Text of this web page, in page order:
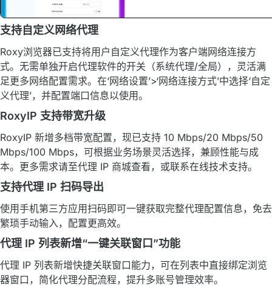
支持自定义网络代理
Roxy浏览器已支持将用户自定义代理作为客户端网络连接方
式。无需单独开启代理软件的开关（系统代理/全局），灵活满
足更多网络配置需求。在‘网络设置’>‘网络连接方式’中选择‘自定
义代理’，并配置端口信息以使用。
RoxyIP 支持带宽升级
RoxyIP 新增多档带宽配置，现已支持 10 Mbps/20 Mbps/50
Mbps/100 Mbps，可根据业务场景灵活选择，兼顾性能与成
本。更多需求请至代理 IP 商城查看，或联系在线技术支持。
支持代理 IP 扫码导出
使用手机第三方应用扫码即可一键获取完整代理配置信息，免去
繁琐手动输入，配置更高效。
代理 IP 列表新增“一键关联窗口”功能
代理 IP 列表新增快捷关联窗口能力，可在列表中直接绑定浏览
器窗口，简化代理分配流程，提升多账号管理效率。